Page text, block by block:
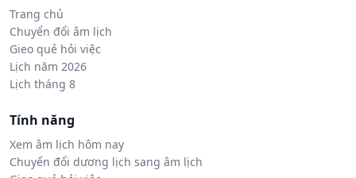
Trang chủ
Chuyển đổi âm lịch
Gieo quẻ hỏi việc
Lịch năm 2026
Lịch tháng 8
Tính năng
Xem âm lịch hôm nay
Chuyển đổi dương lịch sang âm lịch